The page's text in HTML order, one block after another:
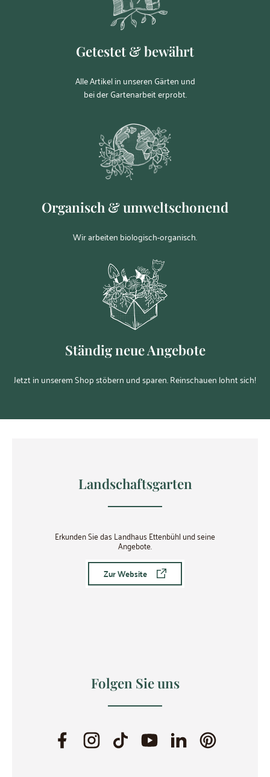
Getestet & bewährt
Alle Artikel in unseren Gärten und
bei der Gartenarbeit erprobt.
Organisch & umweltschonend
Wir arbeiten biologisch-organisch.
Ständig neue Angebote
Jetzt in unserem Shop stöbern und sparen. Reinschauen lohnt sich!
Landschaftsgarten
Erkunden Sie das Landhaus Ettenbühl und seine
Angebote.
Zur Website
Folgen Sie uns